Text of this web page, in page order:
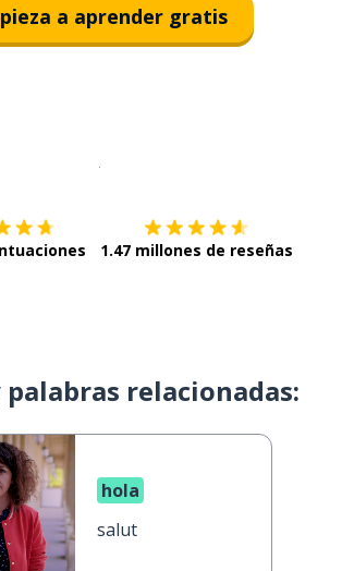
a aprender gratis
1.47 millones de reseñas
palabras relacionadas:
hola
salut